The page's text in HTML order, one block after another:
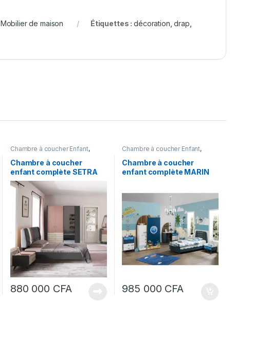
Mobilier de maison Étiquettes :décoration ,drap
Chambre à coucher Enfant,
Décoration, Mobilier de maison
Chambre à coucher
enfant complète SETRA
120*190 CLR Rose-Blanc
880 000 CFA
Chambre à coucher Enfant,
Décoration, Mobilier de maison
Chambre à coucher
enfant complète MARIN
985 000 CFA